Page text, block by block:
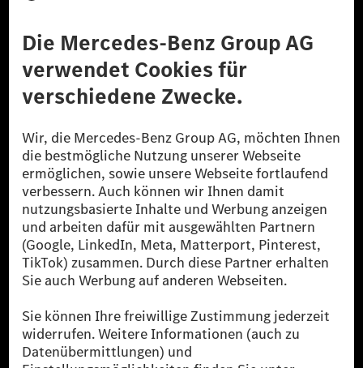
Datenschutz Lizenzhinweise Dritter Barrierefreiheit
© 2026 Mercedes-Benz Group AG. Alle Rechte vorbehalten.
[1] Bilanziell CO₂-neutral bedeutet, dass nicht vermiedene oder nicht
reduzierte CO₂-Emissionen bei der Mercedes-Benz Group durch
zertifizierte Ausgleichsprojekte kompensiert werden.
[2] Renewable Charging ist ein integraler Bestandteil von MB.CHARGE
Public in Europa, den USA, Kanada und China. Sofern an der jeweiligen
Ladestation noch kein Strom aus erneuerbaren Energien vorliegt,
verwendet Renewable Charging Grünstromzertifikate*. Diese stellen
sicher, dass für Ladevorgänge über MB.CHARGE Public eine äquivalente
Strommenge aus erneuerbaren Energien ins Stromnetz eingespeist wird.
als sechs Jahre sind.
* Inkl. EKOenergy Ökolabel
* Die angegebenen Werte wurden nach dem vorgeschriebenen
Messverfahren WLTP (Worldwide harmonised Light vehicles Test